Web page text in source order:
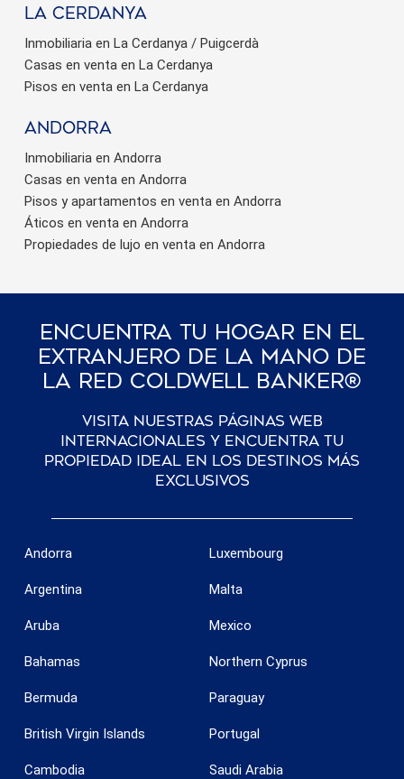
La Cerdanya
Inmobiliaria en La Cerdanya / Puigcerdà
Casas en venta en La Cerdanya
Pisos en venta en La Cerdanya
Andorra
Inmobiliaria en Andorra
Casas en venta en Andorra
Pisos y apartamentos en venta en Andorra
Áticos en venta en Andorra
Propiedades de lujo en venta en Andorra
Encuentra Tu Hogar En El
Extranjero De La Mano De
La Red Coldwell Banker®
Visita nuestras páginas web
internacionales y encuentra tu
propiedad ideal en los destinos más
exclusivos
Andorra
Argentina
Aruba
Bahamas
Bermuda
British Virgin Islands
Cambodia
Luxembourg
Malta
Mexico
Northern Cyprus
Paraguay
Portugal
Saudi Arabia